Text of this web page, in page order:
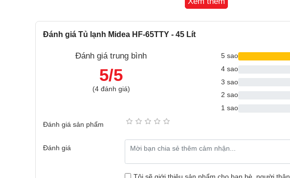
Đánh giá Tủ lạnh Midea HF-65TTY - 45 Lít
Đánh giá trung bình
5/5
(4 đánh giá)
5 sao
4 sao
3 sao
2 sao
1 sao
Đánh giá sản phẩm
Đánh giá